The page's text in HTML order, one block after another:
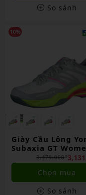
So sánh
10%
Giày Cầu Lông
Subaxia GT
Light Gray Chính
Hãng
3,479,000₫
Chọn mua
So sánh